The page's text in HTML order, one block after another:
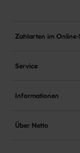
Zahlarten im
Service
Informationen
Über Netto